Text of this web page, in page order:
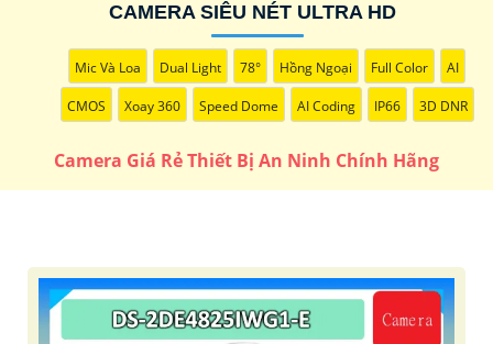
CAMERA SIÊU NÉT ULTRA HD
Mic Và Loa Dual Light 78° Hồng Ngoại Full Color AI
CMOS Xoay 360 Speed Dome AI Coding IP66 3D DNR
Camera Giá Rẻ Thiết Bị An Ninh Chính Hãng